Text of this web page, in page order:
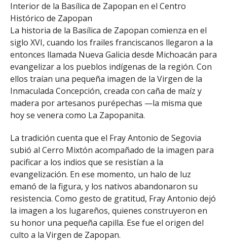
Interior de la Basílica de Zapopan en el Centro
Histórico de Zapopan
La historia de la Basílica de Zapopan comienza en el
siglo XVI, cuando los frailes franciscanos llegaron a la
entonces llamada Nueva Galicia desde Michoacán para
evangelizar a los pueblos indígenas de la región. Con
ellos traían una pequeña imagen de la Virgen de la
Inmaculada Concepción, creada con caña de maíz y
madera por artesanos purépechas —la misma que
hoy se venera como La Zapopanita.
La tradición cuenta que el Fray Antonio de Segovia
subió al Cerro Mixtón acompañado de la imagen para
pacificar a los indios que se resistían a la
evangelización. En ese momento, un halo de luz
emanó de la figura, y los nativos abandonaron su
resistencia. Como gesto de gratitud, Fray Antonio dejó
la imagen a los lugareños, quienes construyeron en
su honor una pequeña capilla. Ese fue el origen del
culto a la Virgen de Zapopan.